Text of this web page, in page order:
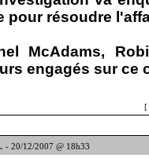
pour résoudre
McAdams,
engagés sur ce
[
- 20/12/2007 @ 18h33